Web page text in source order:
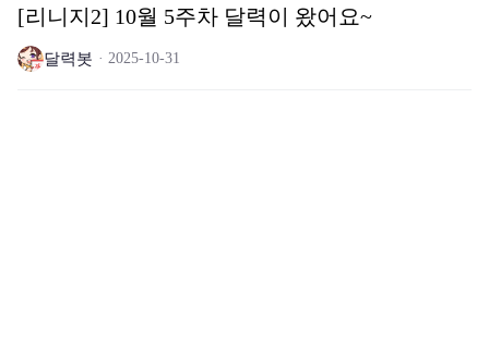
[리니지2] 10월 5주차 달력이 왔어요~
달력봇 2025-10-31